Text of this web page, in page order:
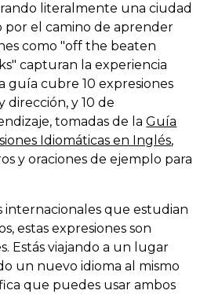
literalmente una ciudad
por el camino de aprender
como "off the beaten
capturan la experiencia
guía cubre 10 expresiones
dirección, y 10 de
tomadas de laGuía
Idiomáticas en Inglés,
y oraciones de ejemplo para
internacionales que estudian
estas expresiones son
Estás viajando a un lugar
un nuevo idioma al mismo
que puedes usar ambos